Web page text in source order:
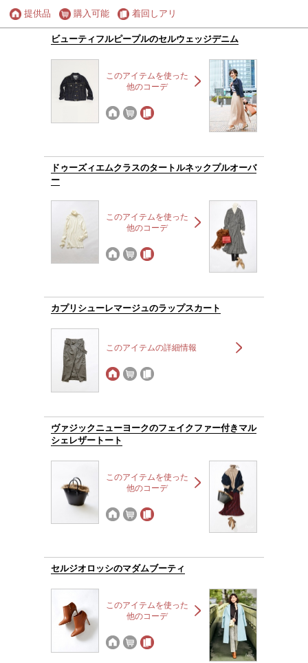
提供品 購入可能 着回しアリ
ビューティフルピープルのセルウェッジデニム
このアイテムを使った
他のコーデ
ドゥーズィエムクラスのタートルネックプルオーバ
ー
このアイテムを使った
他のコーデ
カプリシューレマージュのラップスカート
このアイテムの詳細情報
ヴァジックニューヨークのフェイクファー付きマル
シェレザートート
このアイテムを使った
他のコーデ
セルジオロッシのマダムブーティ
このアイテムを使った
他のコーデ